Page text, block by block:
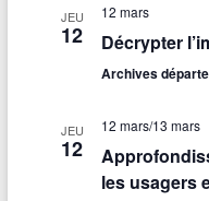
JEU
12
12 mars
Décrypter
Archives
JEU
12
12 mars/13 mars
les usagers